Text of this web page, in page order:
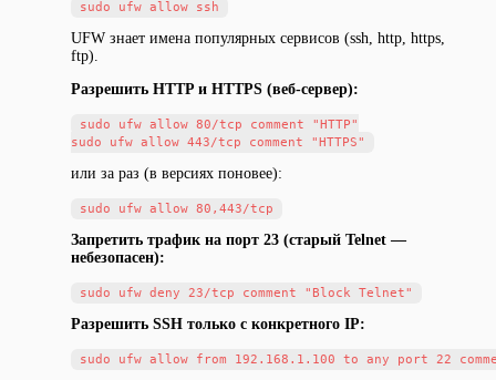
UFW знает имена популярных сервисов (ssh, http, https,
ftp).
Разрешить HTTP и HTTPS (веб-сервер):
sudo ufw allow 80/tcp comment "HTTP"
или за раз (в версиях поновее):
Запретить трафик на порт 23 (старый Telnet —
небезопасен):
Разрешить SSH только с конкретного IP: